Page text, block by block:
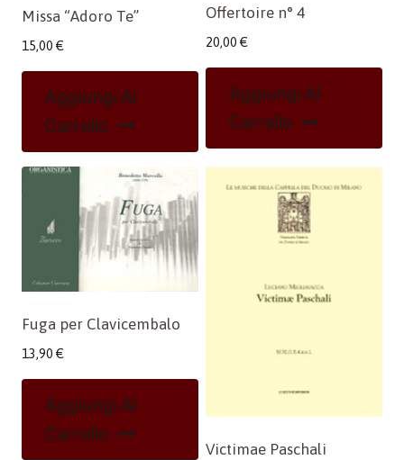
Missa “Adoro Te”
15,00 €
Aggiungi Al
Carrello
Offertoire n° 4
20,00 €
Aggiungi Al
Carrello
Fuga per Clavicembalo
13,90 €
Aggiungi Al
Carrello
Victimae Paschali